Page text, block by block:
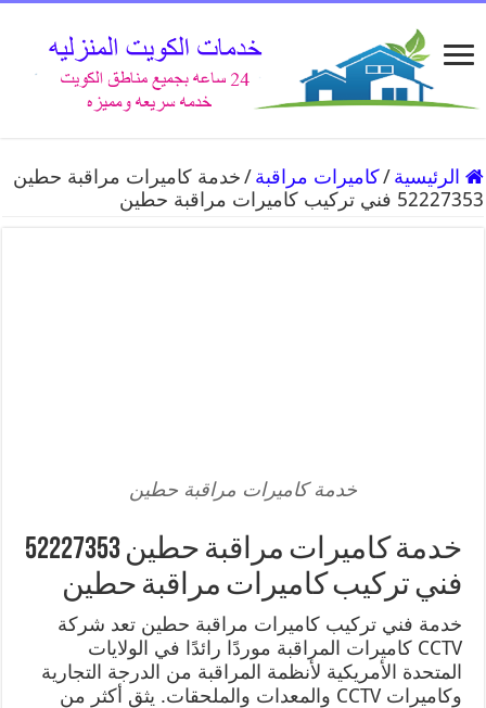
الرئيسية /كاميرات مراقبة /خدمة كاميرات مراقبة حطين
52227353 فني تركيب كاميرات مراقبة حطين
خدمة كاميرات مراقبة حطين
خدمة كاميرات مراقبة حطين 52227353
فني تركيب كاميرات مراقبة حطين
خدمة فني تركيب كاميرات مراقبة حطين تعد شركة
CCTV كاميرات المراقبة موردًا رائدًا في الولايات
المتحدة الأمريكية لأنظمة المراقبة من الدرجة التجارية
وكاميرات CCTV والمعدات والملحقات. يثق أكثر من